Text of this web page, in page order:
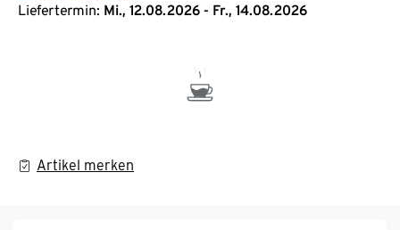
Liefertermin: Mi., 12.08.2026 - Fr., 14.08.2026
Artikel merken